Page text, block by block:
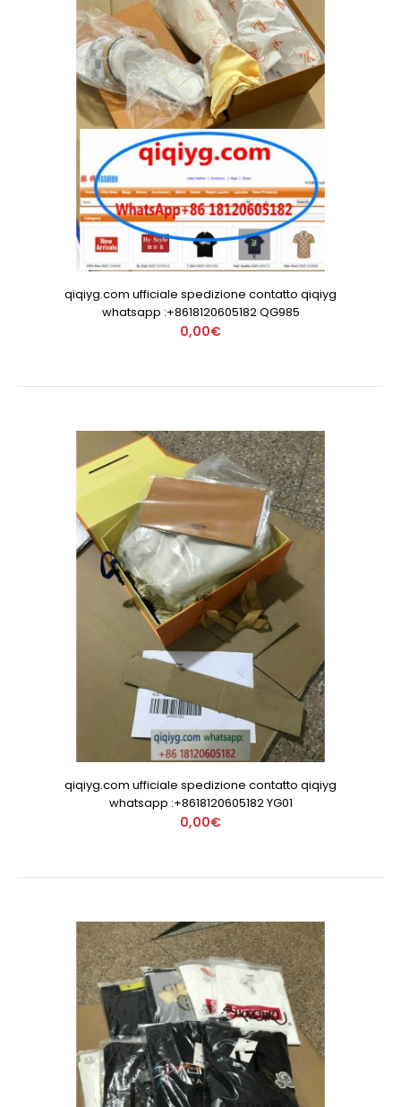
qiqiyg.com ufficiale spedizione contatto qiqiyg
whatsapp :+8618120605182 QG985
0,00€
qiqiyg.com ufficiale spedizione contatto qiqiyg
whatsapp :+8618120605182 YG01
0,00€